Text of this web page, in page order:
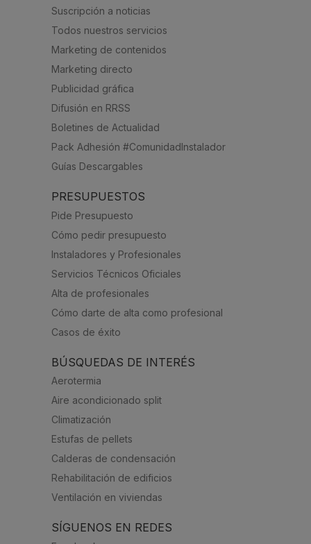
Suscripción a noticias
Todos nuestros servicios
Marketing de contenidos
Marketing directo
Publicidad gráfica
Difusión en RRSS
Boletines de Actualidad
Pack Adhesión #ComunidadInstalador
Guías Descargables
PRESUPUESTOS
Pide Presupuesto
Cómo pedir presupuesto
Instaladores y Profesionales
Servicios Técnicos Oficiales
Alta de profesionales
Cómo darte de alta como profesional
Casos de éxito
BÚSQUEDAS DE INTERÉS
Aerotermia
Aire acondicionado split
Climatización
Estufas de pellets
Calderas de condensación
Rehabilitación de edificios
Ventilación en viviendas
SÍGUENOS EN REDES